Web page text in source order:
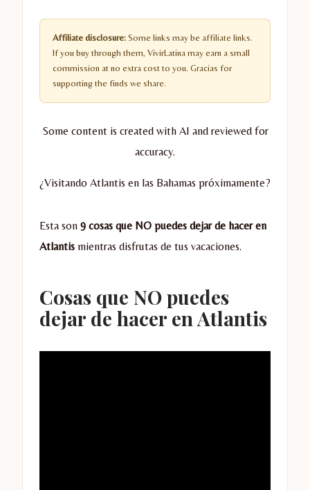
Affiliate disclosure: Some links may be affiliate links.
If you buy through them, VivirLatina may earn a small
commission at no extra cost to you. Gracias for
supporting the finds we share.
Some content is created with AI and reviewed for
accuracy.
¿Visitando Atlantis en las Bahamas próximamente?
Esta son 9 cosas que NO puedes dejar de hacer en
Atlantis mientras disfrutas de tus vacaciones.
Cosas que NO puedes
dejar de hacer en Atlantis